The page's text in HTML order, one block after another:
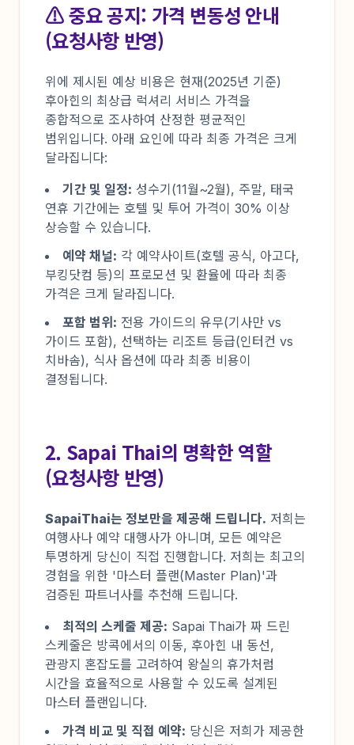
⚠ 중요 공지: 가격 변동성 안내
(요청사항 반영)
위에 제시된 예상 비용은 현재(2025년 기준)
후아힌의 최상급 럭셔리 서비스 가격을
종합적으로 조사하여 산정한 평균적인
범위입니다. 아래 요인에 따라 최종 가격은 크게
달라집니다:
기간 및 일정: 성수기(11월~2월), 주말, 태국
연휴 기간에는 호텔 및 투어 가격이 30% 이상
상승할 수 있습니다.
예약 채널: 각 예약사이트(호텔 공식, 아고다,
부킹닷컴 등)의 프로모션 및 환율에 따라 최종
가격은 크게 달라집니다.
포함 범위: 전용 가이드의 유무(기사만 vs
가이드 포함), 선택하는 리조트 등급(인터컨 vs
치바솜), 식사 옵션에 따라 최종 비용이
결정됩니다.
2. Sapai Thai의 명확한 역할
(요청사항 반영)
SapaiThai는 정보만을 제공해 드립니다. 저희는
여행사나 예약 대행사가 아니며, 모든 예약은
투명하게 당신이 직접 진행합니다. 저희는 최고의
경험을 위한 '마스터 플랜(Master Plan)'과
검증된 파트너사를 추천해 드립니다.
최적의 스케줄 제공: Sapai Thai가 짜 드린
스케줄은 방콕에서의 이동, 후아힌 내 동선,
관광지 혼잡도를 고려하여 왕실의 휴가처럼
시간을 효율적으로 사용할 수 있도록 설계된
마스터 플랜입니다.
가격 비교 및 직접 예약: 당신은 저희가 제공한